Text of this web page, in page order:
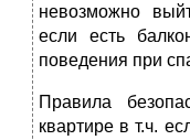
невозможно
если есть
поведения при
Правила
квартире в т.ч.